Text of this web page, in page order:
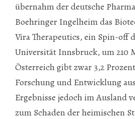
übernahm der deutsche
Boehringer Ingelheim das
Vira Therapeutics, ein Spin-off
Universität Innsbruck, um 210
Österreich gibt zwar 3,2
Forschung und Entwicklung
Ergebnisse jedoch im Ausland
zum Schaden der heimischen